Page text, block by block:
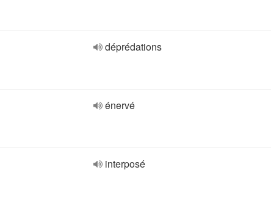
déprédations
énervé
interposé